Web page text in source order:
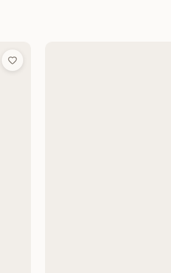
Add to Wish List